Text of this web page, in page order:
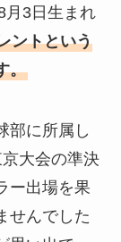
月3日生まれ
ントという
。
部に所属し
大会の準決
ー出場を果
せんでした